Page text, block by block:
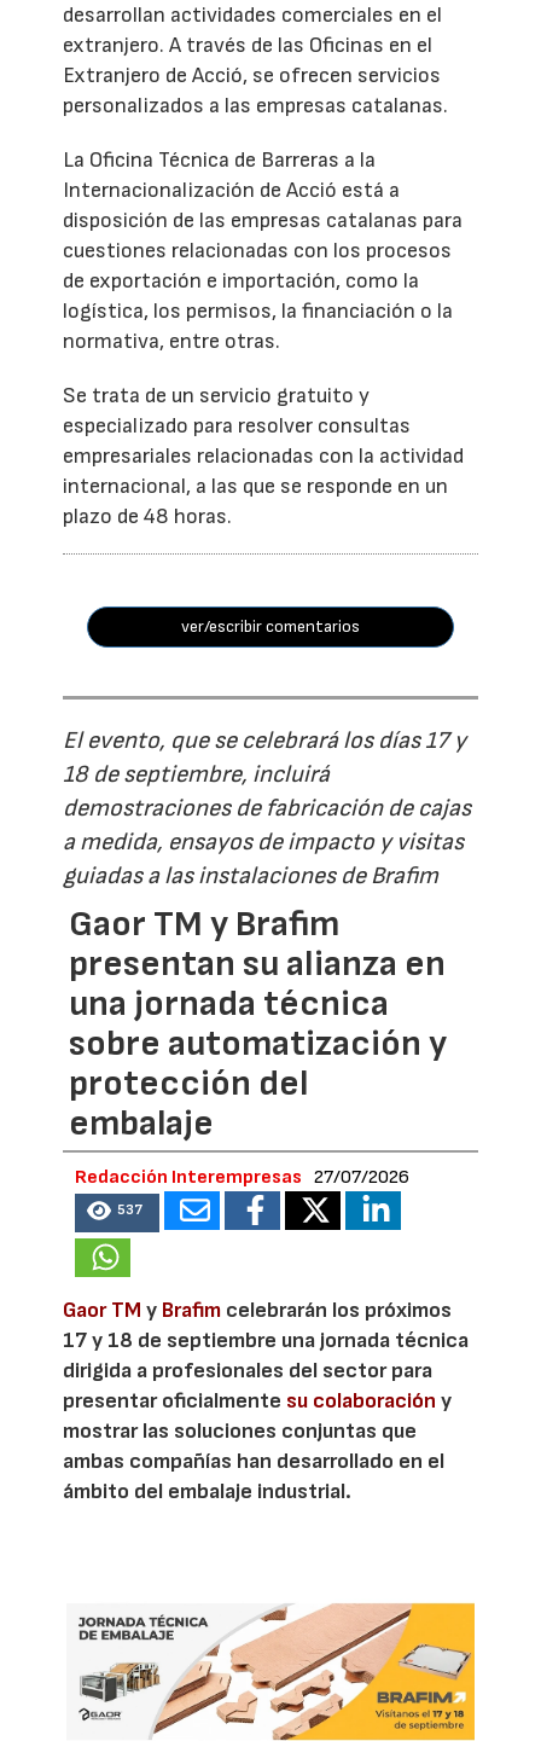
desarrollan actividades comerciales en el
extranjero. A través de las Oficinas en el
Extranjero de Acció, se ofrecen servicios
personalizados a las empresas catalanas.
La Oficina Técnica de Barreras a la
Internacionalización de Acció está a
disposición de las empresas catalanas para
cuestiones relacionadas con los procesos
de exportación e importación, como la
logística, los permisos, la financiación o la
normativa, entre otras.
Se trata de un servicio gratuito y
especializado para resolver consultas
empresariales relacionadas con la actividad
internacional, a las que se responde en un
plazo de 48 horas.
ver/escribir comentarios
El evento, que se celebrará los días 17 y
18 de septiembre, incluirá
demostraciones de fabricación de cajas
a medida, ensayos de impacto y visitas
guiadas a las instalaciones de Brafim
Gaor TM y Brafim
presentan su alianza en
una jornada técnica
sobre automatización y
protección del
embalaje
Redacción Interempresas 27/07/2026
537
Gaor TM y Brafim celebrarán los próximos
17 y 18 de septiembre una jornada técnica
dirigida a profesionales del sector para
presentar oficialmente su colaboración y
mostrar las soluciones conjuntas que
ambas compañías han desarrollado en el
ámbito del embalaje industrial.